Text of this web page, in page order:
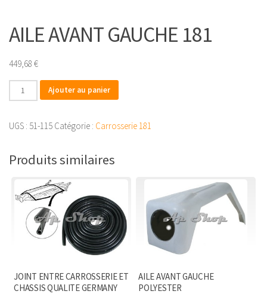
AILE AVANT GAUCHE 181
449,68 €
quantité
de
AVANT
181
Ajouter au panier
UGS : 51-115 Catégorie : Carrosserie 181
Produits similaires
JOINT ENTRE CARROSSERIE ET
CHASSIS QUALITE GERMANY
AILE AVANT GAUCHE
POLYESTER